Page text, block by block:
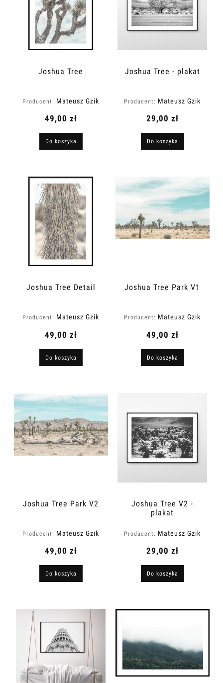
Joshua Tree
Producent: Mateusz Gzik
49,00 zł
Do koszyka
Joshua Tree - plakat
Producent: Mateusz Gzik
29,00 zł
Do koszyka
Joshua Tree Detail
Producent: Mateusz Gzik
49,00 zł
Do koszyka
Joshua Tree Park V1
Producent: Mateusz Gzik
49,00 zł
Do koszyka
Joshua Tree Park V2
Producent: Mateusz Gzik
49,00 zł
Do koszyka
Joshua Tree V2 -
plakat
Producent: Mateusz Gzik
29,00 zł
Do koszyka